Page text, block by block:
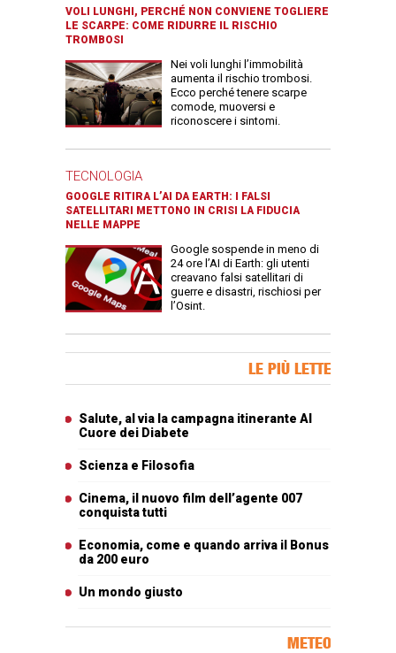
VOLI LUNGHI, PERCHÉ NON CONVIENE TOGLIERE
LE SCARPE: COME RIDURRE IL RISCHIO
TROMBOSI
Nei voli lunghi l’immobilità
aumenta il rischio trombosi.
Ecco perché tenere scarpe
comode, muoversi e
riconoscere i sintomi.
TECNOLOGIA
GOOGLE RITIRA L’AI DA EARTH: I FALSI
SATELLITARI METTONO IN CRISI LA FIDUCIA
NELLE MAPPE
Google sospende in meno di
24 ore l’AI di Earth: gli utenti
creavano falsi satellitari di
guerre e disastri, rischiosi per
l’Osint.
LE PIÙ LETTE
Salute, al via la campagna itinerante Al
Cuore dei Diabete
Scienza e Filosofia
Cinema, il nuovo film dell’agente 007
conquista tutti
Economia, come e quando arriva il Bonus
da 200 euro
Un mondo giusto
METEO